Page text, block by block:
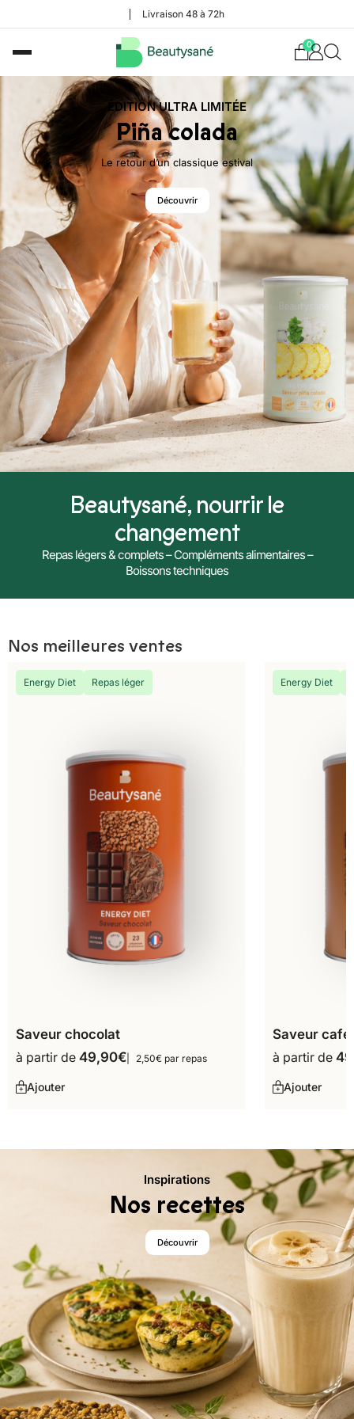
Livraison 48 à 72h
0
ÉDITION ULTRA LIMITÉE
Piña colada
Le retour d’un classique estival
Découvrir
Beautysané, nourrir le
changement
Repas légers & complets – Compléments alimentaires –
Boissons techniques
Nos meilleures ventes
Energy Diet Repas léger
Saveur chocolat
à partir de 49,90€ 2,50€ par repas
Ajouter
Energy Diet
Saveur café
à partir de
Ajouter
Inspirations
Nos recettes
Découvrir